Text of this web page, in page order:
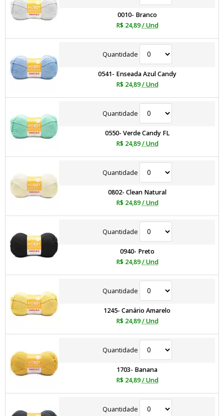
0010- Branco
R$ 24,89 / Und
Quantidade
0541- Enseada Azul Candy
R$ 24,89 / Und
Quantidade
0550- Verde Candy FL
R$ 24,89 / Und
Quantidade
0802- Clean Natural
R$ 24,89 / Und
Quantidade
0940- Preto
R$ 24,89 / Und
Quantidade
1245- Canário Amarelo
R$ 24,89 / Und
Quantidade
1703- Banana
R$ 24,89 / Und
Quantidade